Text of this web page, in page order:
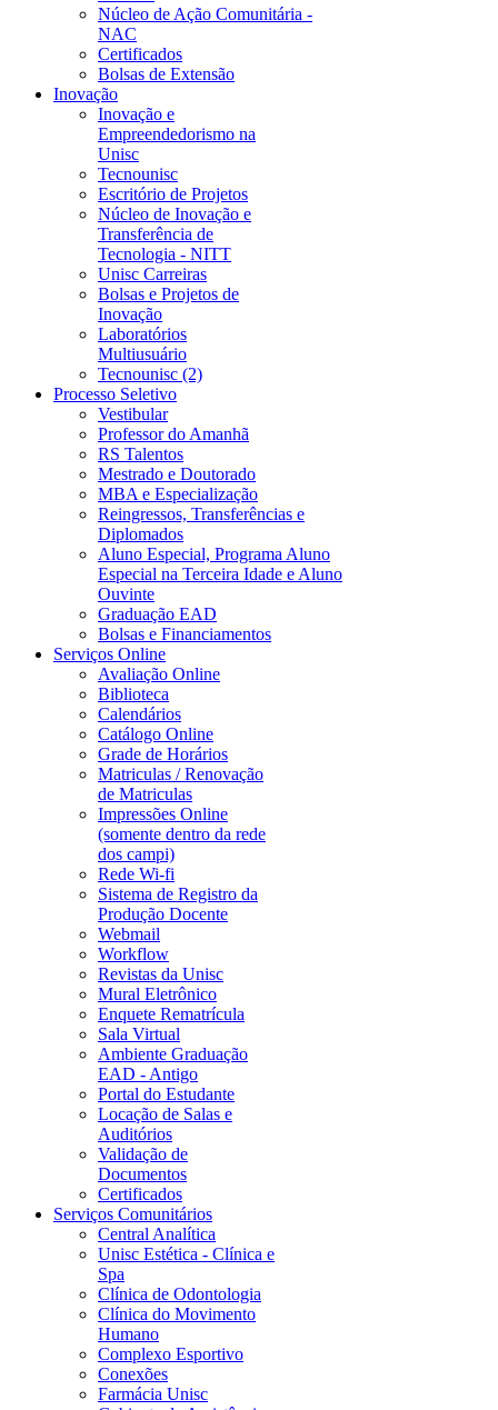
Núcleo de Ação Comunitária -
NAC
Certificados
Bolsas de Extensão
Inovação
Inovação e
Empreendedorismo na
Unisc
Tecnounisc
Escritório de Projetos
Núcleo de Inovação e
Transferência de
Tecnologia - NITT
Unisc Carreiras
Bolsas e Projetos de
Inovação
Laboratórios
Multiusuário
Tecnounisc (2)
Processo Seletivo
Vestibular
Professor do Amanhã
RS Talentos
Mestrado e Doutorado
MBA e Especialização
Reingressos, Transferências e
Diplomados
Aluno Especial, Programa Aluno
Especial na Terceira Idade e Aluno
Ouvinte
Graduação EAD
Bolsas e Financiamentos
Serviços Online
Avaliação Online
Biblioteca
Calendários
Catálogo Online
Grade de Horários
Matriculas / Renovação
de Matriculas
Impressões Online
(somente dentro da rede
dos campi)
Rede Wi-fi
Sistema de Registro da
Produção Docente
Webmail
Workflow
Revistas da Unisc
Mural Eletrônico
Enquete Rematrícula
Sala Virtual
Ambiente Graduação
EAD - Antigo
Portal do Estudante
Locação de Salas e
Auditórios
Validação de
Documentos
Certificados
Serviços Comunitários
Central Analítica
Unisc Estética - Clínica e
Spa
Clínica de Odontologia
Clínica do Movimento
Humano
Complexo Esportivo
Conexões
Farmácia Unisc